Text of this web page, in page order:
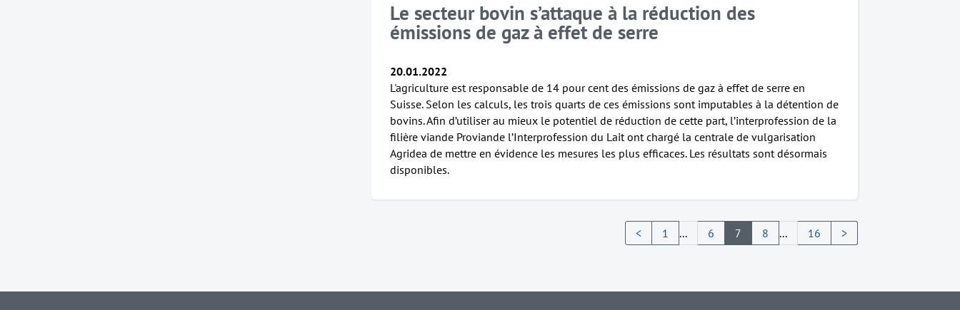
Le secteur bovin s’attaque à la réduction des
émissions de gaz à effet de serre
20.01.2022
L'agriculture est responsable de 14 pour cent des émissions de gaz à effet de serre en
Suisse. Selon les calculs, les trois quarts de ces émissions sont imputables à la détention de
bovins. Afin d’utiliser au mieux le potentiel de réduction de cette part, l’interprofession de la
filière viande Proviande l’Interprofession du Lait ont chargé la centrale de vulgarisation
Agridea de mettre en évidence les mesures les plus efficaces. Les résultats sont désormais
disponibles.
< 1 ... 6 7 8 ... 16 >